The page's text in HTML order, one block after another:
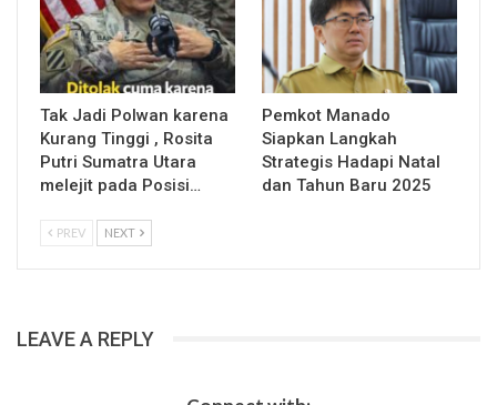
Tak Jadi Polwan karena
Kurang Tinggi , Rosita
Putri Sumatra Utara
melejit pada Posisi…
Pemkot Manado
Siapkan Langkah
Strategis Hadapi Natal
dan Tahun Baru 2025
PREV NEXT
LEAVE A REPLY